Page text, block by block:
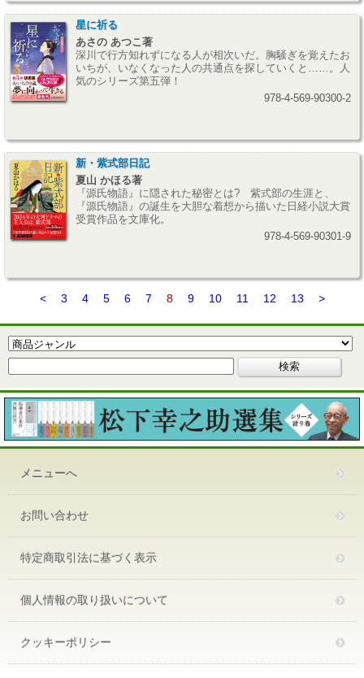
星に祈る
あさの あつこ著
深川で行方知れずになる人が相次いだ。胸騒ぎを覚えたお
いちが、いなくなった人の共通点を探していくと……。人
気のシリーズ第五弾！
978-4-569-90300-2
新・紫式部日記
夏山 かほる著
『源氏物語』に隠された秘密とは? 紫式部の生涯と、
『源氏物語』の誕生を大胆な着想から描いた日経小説大賞
受賞作品を文庫化。
978-4-569-90301-9
< 3 4 5 6 7 8 9 10 11 12 13 >
メニューへ
お問い合わせ
特定商取引法に基づく表示
個人情報の取り扱いについて
クッキーポリシー